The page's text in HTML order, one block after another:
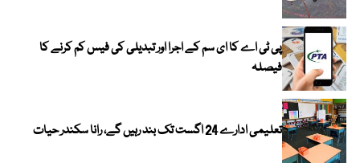
پی ٹی اے کا ای سم کے اجرا اور تبدیلی کی فیس کم کرنے کا
فیصلہ
تعلیمی ادارے 24 اگست تک بند رہیں گے، رانا سکندر حیات